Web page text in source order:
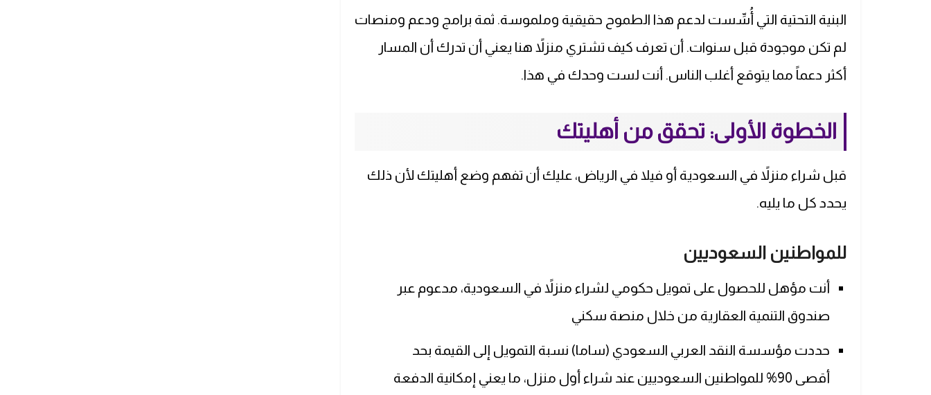
البنية التحتية التي أُسِّست لدعم هذا الطموح حقيقية وملموسة. ثمة برامج ودعم ومنصات
لم تكن موجودة قبل سنوات. أن تعرف كيف تشتري منزلاً هنا يعني أن تدرك أن المسار
أكثر دعماً مما يتوقع أغلب الناس. أنت لست وحدك في هذا.
الخطوة الأولى: تحقق من أهليتك
قبل شراء منزلاً في السعودية أو فيلا في الرياض، عليك أن تفهم وضع أهليتك لأن ذلك
يحدد كل ما يليه.
للمواطنين السعوديين
أنت مؤهل للحصول على تمويل حكومي لشراء منزلاً في السعودية، مدعوم عبر
صندوق التنمية العقارية من خلال منصة سكني
حددت مؤسسة النقد العربي السعودي (ساما) نسبة التمويل إلى القيمة بحد
أقصى 90% للمواطنين السعوديين عند شراء أول منزل، ما يعني إمكانية الدفعة